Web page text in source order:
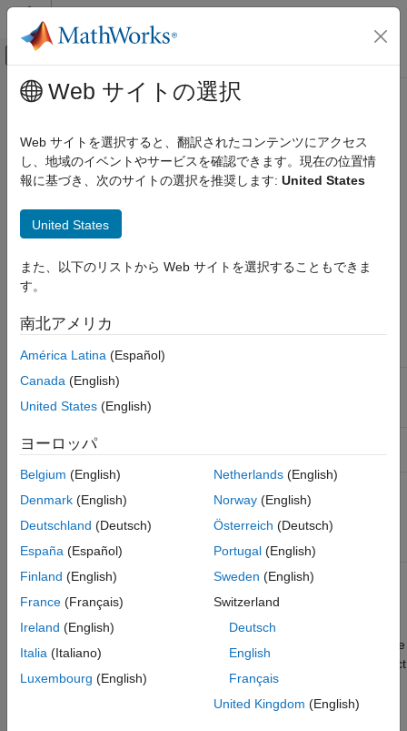
コンテンツへスキップ
オフキャンバス ナビゲーション メ
ドキュメンテーションのホーム
SimBiology
Modeling
Build Models
removedose
ON THIS PAGE
Arguments
Outputs
Description
Examples
Version History
メインコンテンツ
removedose
Remove dose object from model
doseObj2 = removedose(
Arguments
modelObj Model objectfrom which you remove a
dose object.
DoseName
doseObj
object.
Outputs
doseObj2 ScheduleDose or RepeatDose object.
Description
doseObj2 = removedose( , 'DoseName
ScheduleDose or RepeatDose object with the name
DoseName from a model object (
). returns the dose object
(doseObj), and assigns [] to the dose object property
Web サイトの選択
Web サイトを選択すると、翻訳されたコンテンツにアクセス
し、地域のイベントやサービスを確認できます。現在の位置情
報に基づき、次のサイトの選択を推奨します: United States
United States
また、以下のリストから Web サイトを選択することもできま
す。
南北アメリカ
América Latina (Español)
Canada (English)
United States (English)
ヨーロッパ
Belgium (English)
Denmark (English)
Deutschland (Deutsch)
España (Español)
Finland (English)
France (Français)
Ireland (English)
Italia (Italiano)
Luxembourg (English)
Netherlands(English)
Norway(English)
Österreich (Deutsch)
Portugal(English)
Sweden (English)
Switzerland
Deutsch
English
Français
United Kingdom (English)